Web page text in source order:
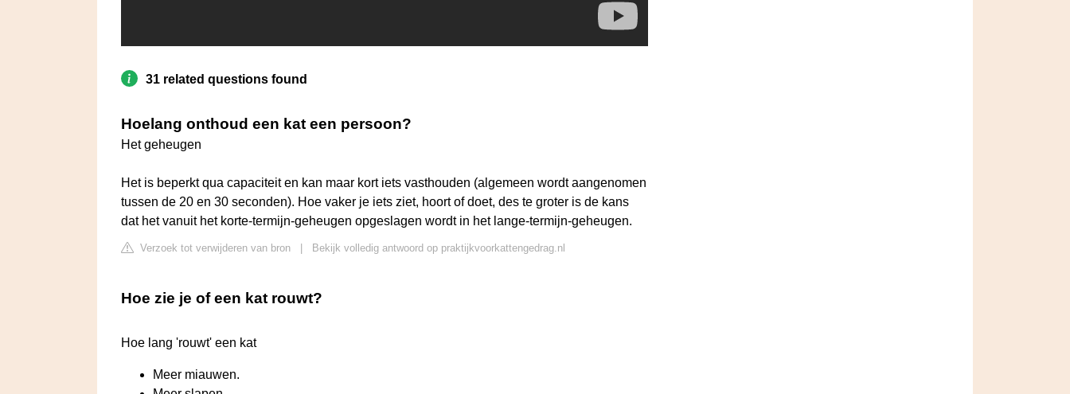
31 related questions found
Hoelang onthoud een kat een persoon?
Het geheugen
Het is beperkt qua capaciteit en kan maar kort iets vasthouden (algemeen wordt aangenomen
tussen de 20 en 30 seconden). Hoe vaker je iets ziet, hoort of doet, des te groter is de kans
dat het vanuit het korte-termijn-geheugen opgeslagen wordt in het lange-termijn-geheugen.
Verzoek tot verwijderen van bron Bekijk volledig antwoord op praktijkvoorkattengedrag.nl
Hoe zie je of een kat rouwt?
Hoe lang 'rouwt' een kat
Meer miauwen.